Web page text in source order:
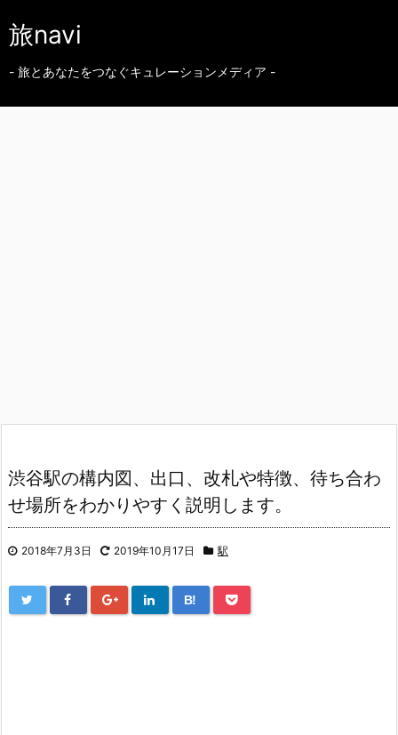
旅navi
- 旅とあなたをつなぐキュレーションメディア -
渋谷駅の構内図、出口、改札や特徴、待ち合わ
せ場所をわかりやすく説明します。
2018年7月3日 2019年10月17日 駅
B!